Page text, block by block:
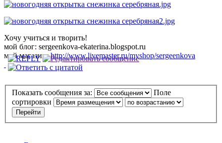
Хочу учиться и творить!
мой блог: sergeenkova-ekaterina.blogspot.ru
мой магазин:http://www.livemaster.ru/myshop/sergeenkova
Показать сообщения за:
Поле
сортировки